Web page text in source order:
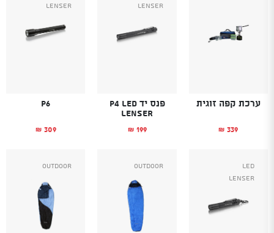
ערכת קפה זוגית
₪ 339
Lenser
פנס יד P4 LED
LENSER
₪ 199
Lenser
P6
₪ 309
Led
Lenser
Outdoor
Outdoor